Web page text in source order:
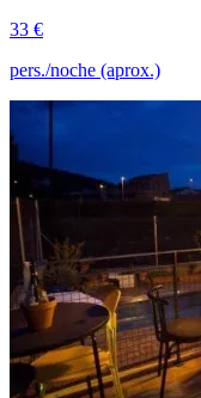
33 €
pers./noche (aprox.)